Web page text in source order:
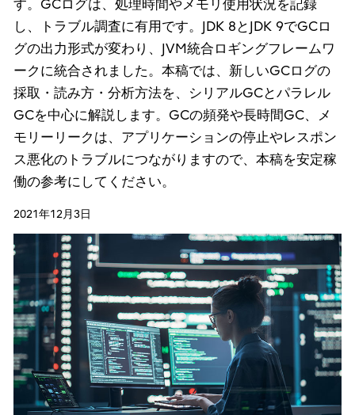
す。GCログは、処理時間やメモリ使用状況を記録
し、トラブル調査に有用です。JDK 8とJDK 9でGCロ
グの出力形式が変わり、JVM統合ロギングフレームワ
ークに統合されました。本稿では、新しいGCログの
採取・読み方・分析方法を、シリアルGCとパラレル
GCを中心に解説します。GCの頻発や長時間GC、メ
モリーリークは、アプリケーションの停止やレスポン
ス悪化のトラブルにつながりますので、本稿を安定稼
働の参考にしてください。
2021年12月3日